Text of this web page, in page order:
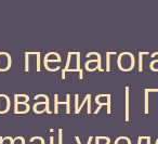
|